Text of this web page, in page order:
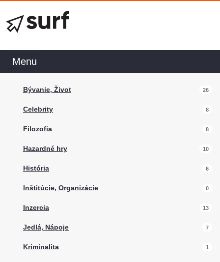
Menu
Bývanie, Život 26
Celebrity 8
Filozofia 8
Hazardné hry 10
História 6
Inštitúcie, Organizácie 0
Inzercia 13
Jedlá, Nápoje 7
Kriminalita 1